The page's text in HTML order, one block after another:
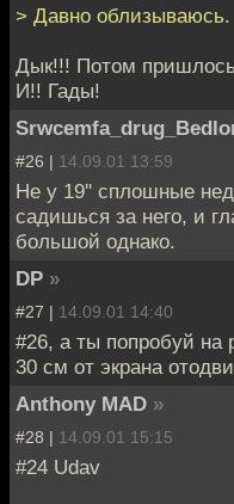
> Давно облизываюсь.
Дык!!! Потом
И!! Гады!
#26 | 14.09.01 13:59
Не у 19'' сплошные
садишься за него, и
большой однако.
DP »
#27 | 14.09.01 14:40
#26, а ты попробуй на
30 см от экрана
Anthony MAD »
#28 | 14.09.01 15:15
#24 Udav